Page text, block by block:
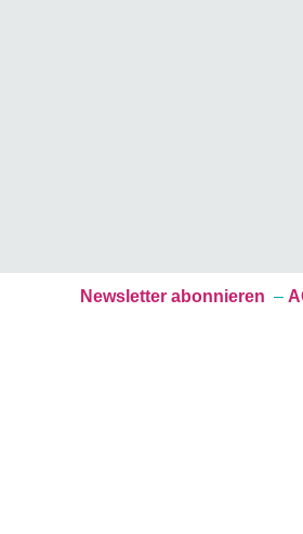
Newsletter abonnieren –